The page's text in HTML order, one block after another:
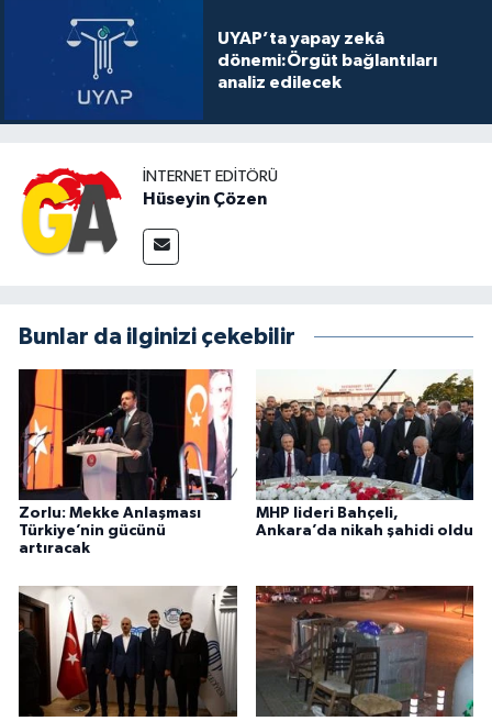
UYAP’ta yapay zekâ
dönemi:Örgüt bağlantıları
analiz edilecek
İNTERNET EDITÖRÜ
Hüseyin Çözen
Bunlar da ilginizi çekebilir
Zorlu: Mekke Anlaşması
Türkiye’nin gücünü
artıracak
MHP lideri Bahçeli,
Ankara’da nikah şahidi oldu